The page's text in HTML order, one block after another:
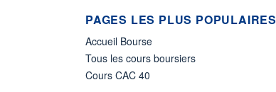
PAGES LES PLUS POPULAIRES
Accueil Bourse
Tous les cours boursiers
Cours CAC 40